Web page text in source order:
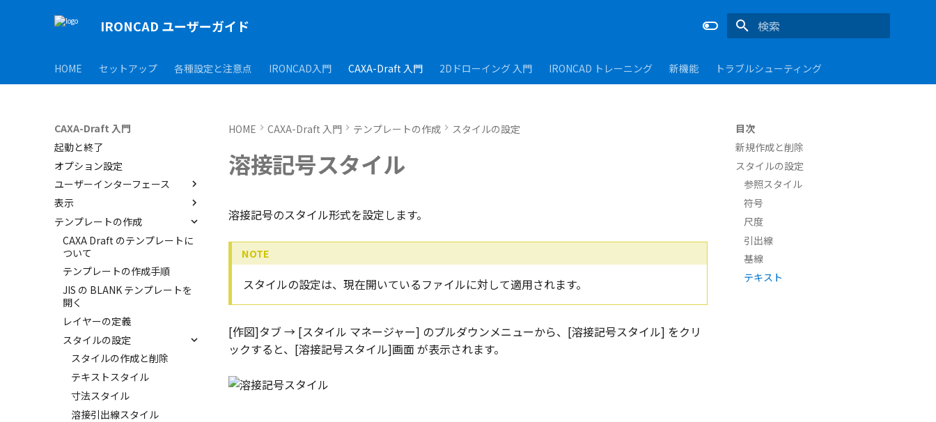
IRONCAD ユーザーガイド
HOME セットアップ 各種設定と注意点 IRONCAD入門 CAXA-Draft 入門 2Dドローイング 入門 IRONCAD トレーニング 新機能 トラブルシューティング
CAXA-Draft 入門
起動と終了
オプション設定
ユーザーインターフェース
ユーザーインターフェースと各
部名称
インターフェースのカスタマイ
ズ
表示
表示操作
シートの切り替え
テンプレートの作成
CAXA Draft のテンプレートに
ついて
テンプレートの作成手順
JIS の BLANK テンプレートを
開く
レイヤーの定義
スタイルの設定
スタイルの作成と削除
テキストスタイル
寸法スタイル
溶接引出線スタイル
目次
新規作成と削除
スタイルの設定
参照スタイル
符号
尺度
引出線
基線
テキスト
HOME CAXA-Draft 入門 テンプレートの作成 スタイルの設定
溶接記号スタイル
溶接記号のスタイル形式を設定します。
スタイルの設定は、現在開いているファイルに対して適用されます。
[作図]タブ → [スタイル マネージャー] のプルダウンメニューから、[溶接記号スタイル] をクリ
ックすると、[溶接記号スタイル]画面 が表示されます。